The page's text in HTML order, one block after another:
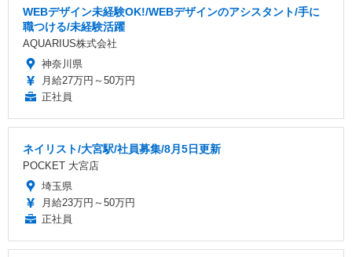
WEBデザイン未経験OK!/WEBデザインのアシスタント/手に
職つける/未経験活躍
AQUARIUS株式会社
神奈川県
月給27万円～50万円
正社員
ネイリスト/大宮駅/社員募集/8月5日更新
POCKET 大宮店
埼玉県
月給23万円～50万円
正社員